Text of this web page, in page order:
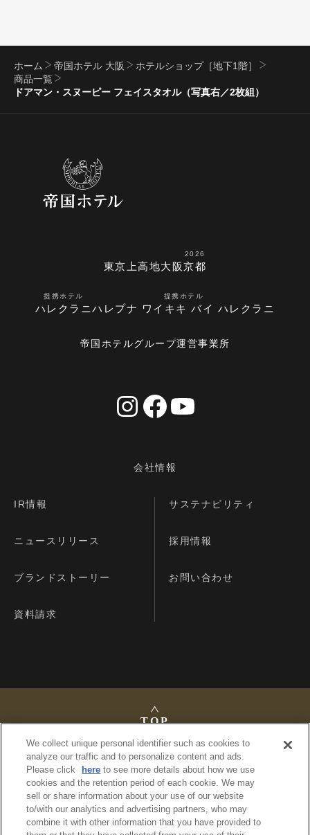
ホーム 帝国ホテル 大阪
ホテルショップ［地下1階］
商品一覧
ドアマン・スヌーピー フェイスタオル（写真右／2枚組）
東京 上高地大阪
2026
京都
提携ホテル
ハレクラニ
提携ホテル
ハレプナ ワイキキ バイ ハレクラニ
帝国ホテルグループ運営事業所
会社情報
IR情報 サステナビリティ
ニュースリリース 採用情報
ブランドストーリー お問い合わせ
資料請求
TOP
法定公告
プライバシーポリシー
利用規約
サイトマップ
We collect unique personal identifier such as cookies to
analyze our traffic and to personalize content and ads.
Please click
here to see more details about how we use
cookies and the retention period of each cookie. We may
sell or share information about your use of our website
to/with our analytics and advertising partners, who may
combine it with other information that you have provided to